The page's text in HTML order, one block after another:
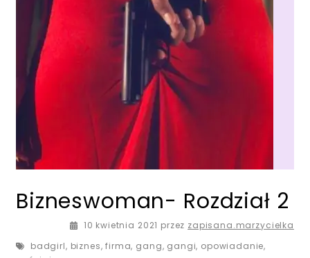
Bizneswoman- Rozdział 2
10 kwietnia 2021 10 kwietnia 2021
przez zapisana.marzycielka
badgirl, biznes,firma, gang, gangi, opowiadanie,